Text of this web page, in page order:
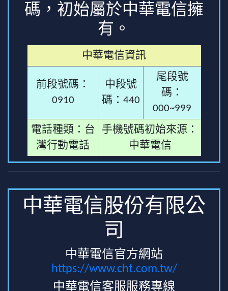
碼，初始屬於中華電信擁
有。
中華電信資訊
前段號碼：
0910
中段號
碼：440
尾段號
碼：
000~999
電話種類：台
灣行動電話
手機號碼初始來源：
中華電信
中華電信股份有限公
司
中華電信官方網站
https://www.cht.com.tw/
中華電信客服服務專線